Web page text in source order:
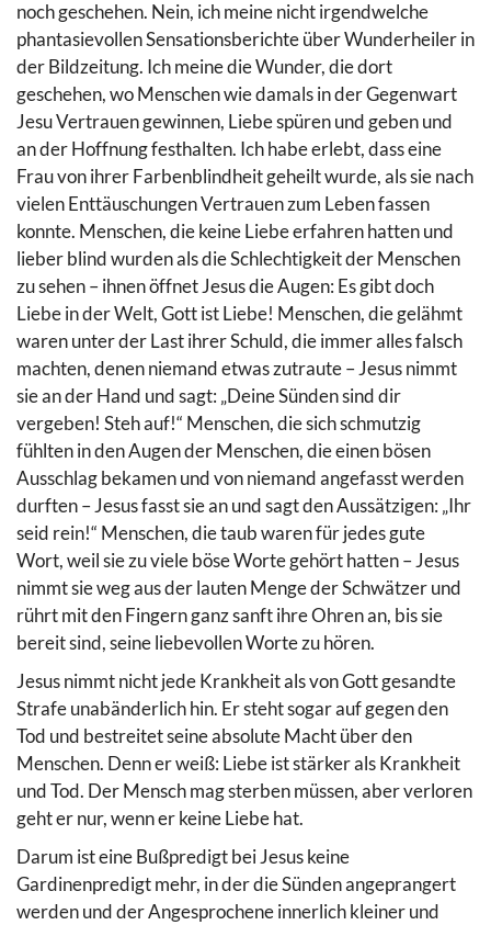
noch geschehen. Nein, ich meine nicht irgendwelche
phantasievollen Sensationsberichte über Wunderheiler in
der Bildzeitung. Ich meine die Wunder, die dort
geschehen, wo Menschen wie damals in der Gegenwart
Jesu Vertrauen gewinnen, Liebe spüren und geben und
an der Hoffnung festhalten. Ich habe erlebt, dass eine
Frau von ihrer Farbenblindheit geheilt wurde, als sie nach
vielen Enttäuschungen Vertrauen zum Leben fassen
konnte. Menschen, die keine Liebe erfahren hatten und
lieber blind wurden als die Schlechtigkeit der Menschen
zu sehen – ihnen öffnet Jesus die Augen: Es gibt doch
Liebe in der Welt, Gott ist Liebe! Menschen, die gelähmt
waren unter der Last ihrer Schuld, die immer alles falsch
machten, denen niemand etwas zutraute – Jesus nimmt
sie an der Hand und sagt: „Deine Sünden sind dir
vergeben! Steh auf!“ Menschen, die sich schmutzig
fühlten in den Augen der Menschen, die einen bösen
Ausschlag bekamen und von niemand angefasst werden
durften – Jesus fasst sie an und sagt den Aussätzigen: „Ihr
seid rein!“ Menschen, die taub waren für jedes gute
Wort, weil sie zu viele böse Worte gehört hatten – Jesus
nimmt sie weg aus der lauten Menge der Schwätzer und
rührt mit den Fingern ganz sanft ihre Ohren an, bis sie
bereit sind, seine liebevollen Worte zu hören.
Jesus nimmt nicht jede Krankheit als von Gott gesandte
Strafe unabänderlich hin. Er steht sogar auf gegen den
Tod und bestreitet seine absolute Macht über den
Menschen. Denn er weiß: Liebe ist stärker als Krankheit
und Tod. Der Mensch mag sterben müssen, aber verloren
geht er nur, wenn er keine Liebe hat.
Darum ist eine Bußpredigt bei Jesus keine
Gardinenpredigt mehr, in der die Sünden angeprangert
werden und der Angesprochene innerlich kleiner und